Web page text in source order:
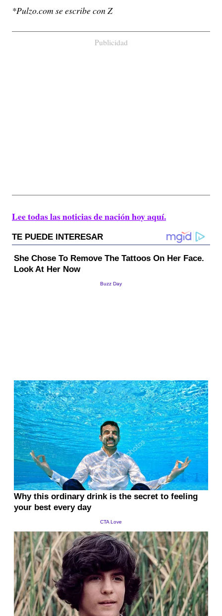
*Pulzo.com se escribe con Z
Publicidad
Lee todas las noticias de nación hoy aquí.